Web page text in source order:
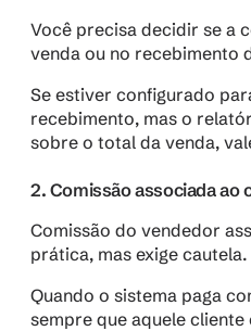
Você precisa decidir se a
venda ou no recebimento
Se estiver configurado
recebimento, mas o
sobre o total da venda,
2. Comissão associada ao
Comissão do vendedor
prática, mas exige cautela.
Quando o sistema paga
sempre que aquele